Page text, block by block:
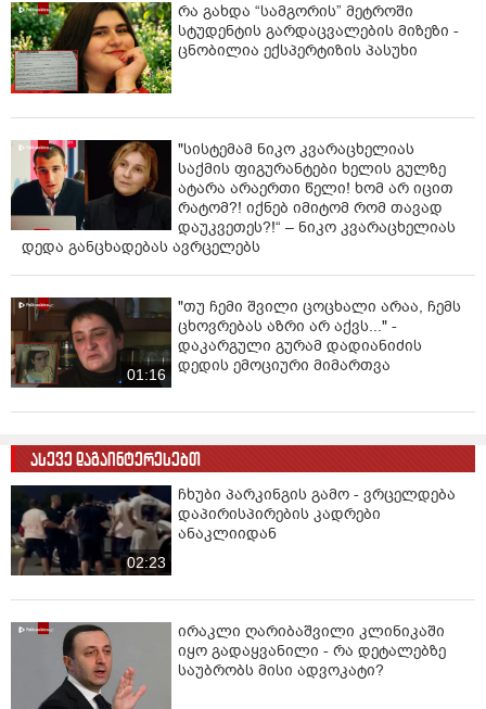
რა გახდა “სამგორის” მეტროში
სტუდენტის გარდაცვალების მიზეზი -
ცნობილია ექსპერტიზის პასუხი
"სისტემამ ნიკო კვარაცხელიას
საქმის ფიგურანტები ხელის გულზე
ატარა არაერთი წელი! ხომ არ იცით
რატომ?! იქნებ იმიტომ რომ თავად
დაუკვეთეს?!“ – ნიკო კვარაცხელიას
დედა განცხადებას ავრცელებს
01:16
"თუ ჩემი შვილი ცოცხალი არაა, ჩემს
ცხოვრებას აზრი არ აქვს..." -
დაკარგული გურამ დადიანიძის
დედის ემოციური მიმართვა
ასევე დაგაინტერესებთ
02:23
ჩხუბი პარკინგის გამო - ვრცელდება
დაპირისპირების კადრები
ანაკლიიდან
ირაკლი ღარიბაშვილი კლინიკაში
იყო გადაყვანილი - რა დეტალებზე
საუბრობს მისი ადვოკატი?